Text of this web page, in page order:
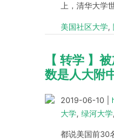
上，清华大学
美国社区大学,
【 转学 】
数是人大附
2019-06-10
大学, 绿河大学,
都说美国前30